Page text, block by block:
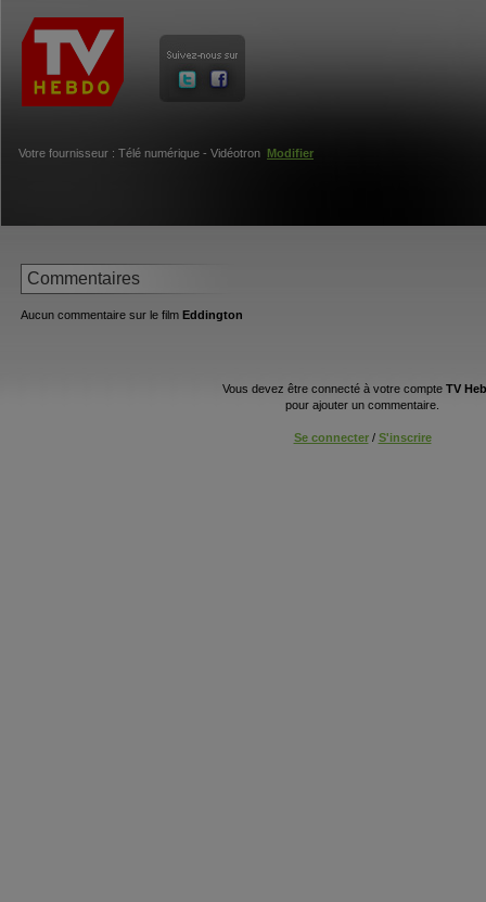
Votre fournisseur : Télé numérique - Vidéotron Modifier
Commentaires
Aucun commentaire sur le film Eddington
Vous devez être connecté à votre compte TV
pour ajouter un commentaire.
Se connecter/ S'inscrire